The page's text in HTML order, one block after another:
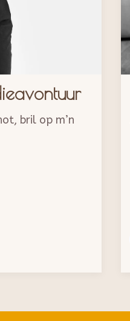
bril op m’n